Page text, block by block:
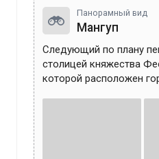
Панорамный вид
Мангуп
Следующий по плану
столицей княжества
которой расположен